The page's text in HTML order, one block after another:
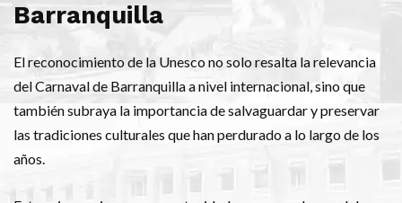
Barranquilla
El reconocimiento de la Unesco no solo resalta la relevancia
del Carnaval de Barranquilla a nivel internacional, sino que
también subraya la importancia de salvaguardar y preservar
las tradiciones culturales que han perdurado a lo largo de los
años.